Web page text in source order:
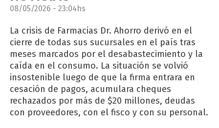
08/05/2026 - 23:04hs
La crisis de Farmacias Dr. Ahorro derivó en el
cierre de todas sus sucursales en el país tras
meses marcados por el desabastecimiento y la
caída en el consumo. La situación se volvió
insostenible luego de que la firma entrara en
cesación de pagos, acumulara cheques
rechazados por más de $20 millones, deudas
con proveedores, con el fisco y con su personal.